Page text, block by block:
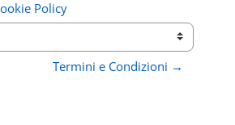
Policy
Termini e Condizioni →